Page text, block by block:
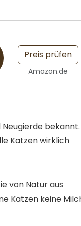
Preis prüfen
Amazon.de
bekannt.
Katzen wirklich
von Natur aus
Katzen keine